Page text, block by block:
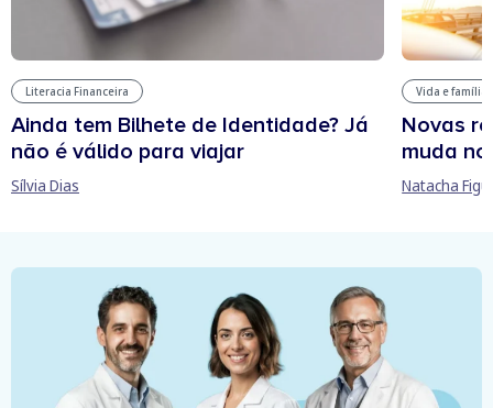
Literacia Financeira
Ainda tem Bilhete de Identidade? Já
não é válido para viajar
Sílvia Dias
Vida e família
Novas
muda
Natacha